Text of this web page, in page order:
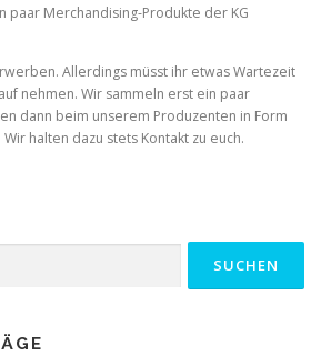
SERVICES
paar Merchandising-Produkte der KG
Allerdings müsst ihr etwas Wartezeit
nehmen. Wir sammeln erst ein paar
dann beim unserem Produzenten in Form
halten dazu stets Kontakt zu euch.